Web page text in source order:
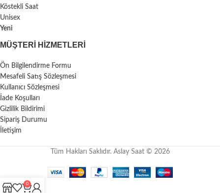
Köstekli Saat
Unisex
Yeni
MÜŞTERI HIZMETLERI
Ön Bilgilendirme Formu
Mesafeli Satış Sözleşmesi
Kullanıcı Sözleşmesi
İade Koşulları
Gizlilik Bildirimi
Sipariş Durumu
İletişim
Tüm Hakları Saklıdır. Aslay Saat © 2026
0